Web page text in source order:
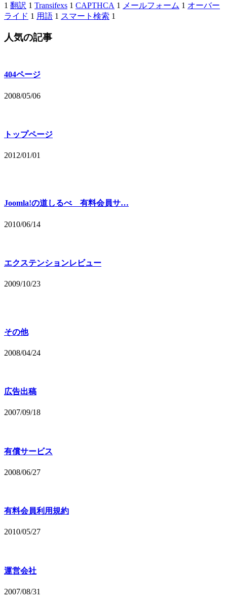
1 翻訳 1 Transifexs 1 CAPTHCA 1 メールフォーム 1 オーバー
ライド 1 用語 1 スマート検索 1
人気の記事
404ページ
2008/05/06
トップページ
2012/01/01
Joomla!の道しるべ 有料会員サ…
2010/06/14
エクステンションレビュー
2009/10/23
その他
2008/04/24
広告出稿
2007/09/18
有償サービス
2008/06/27
有料会員利用規約
2010/05/27
運営会社
2007/08/31